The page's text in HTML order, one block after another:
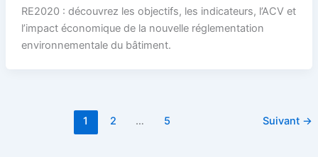
RE2020 : découvrez les objectifs, les indicateurs, l’ACV et
l’impact économique de la nouvelle réglementation
environnementale du bâtiment.
1 2 … 5 Suivant →